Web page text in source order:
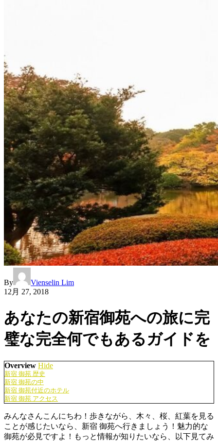
By
Vienselin Lim
12月 27, 2018
あなたの新宿御苑への旅に完
璧な完全何でもあるガイドを
Overview Hide
新宿 御苑 歴史
新宿 御苑の中
新宿 御苑付近のホテル
新宿 御苑 アクセス
みんなさんこんにちわ！歩きながら、木々、桜、紅葉を見る
ことが感じたいなら、新宿 御苑へ行きましょう！魅力的な
御苑が必見ですよ！もっと情報が知りたいなら、以下見てみ